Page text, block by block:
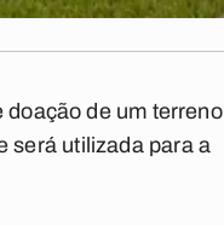
doação de um terreno
será utilizada para a